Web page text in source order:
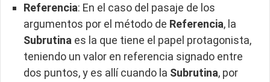
Referencia: En el caso del pasaje de los
argumentos por el método de Referencia, la
Subrutina es la que tiene el papel protagonista,
teniendo un valor en referencia signado entre
dos puntos, y es allí cuando la Subrutina, por